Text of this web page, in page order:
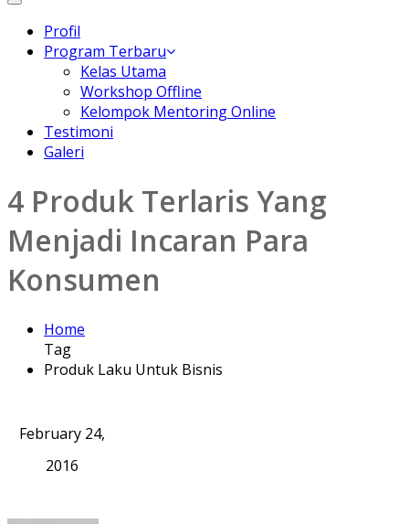
Toggle
Profil
Program Terbaru
Kelas Utama
Workshop Offline
Kelompok Mentoring Online
Testimoni
Galeri
4 Produk Terlaris Yang
Menjadi Incaran Para
Konsumen
Home
Tag
Produk Laku Untuk Bisnis
February 24,
2016